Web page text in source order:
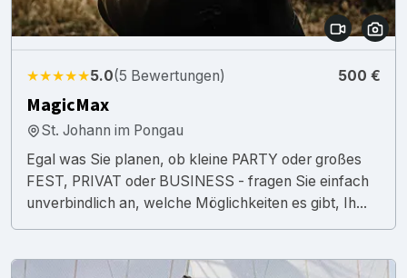
★★★★★5.0(5 Bewertungen) 500 €
MagicMax
St. Johann im Pongau
Egal was Sie planen, ob kleine PARTY oder großes
FEST, PRIVAT oder BUSINESS - fragen Sie einfach
unverbindlich an, welche Möglichkeiten es gibt, Ih...